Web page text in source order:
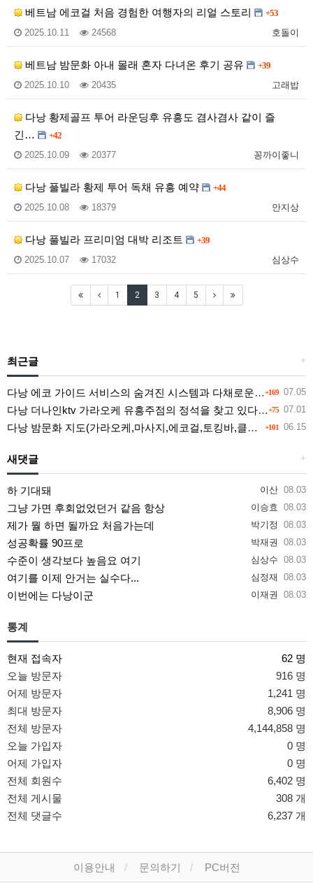
베트남 에코걸 처음 경험한 여행자의 리얼 스토리 +53
호돌이
2025.10.11 24568
베트남 밤문화 아내 몰래 혼자 다녀온 후기 공유 +39
고래밥
2025.10.10 20435
다낭 황제골프 투어 라운딩후 유흥도 겸사겸사 같이 즐
긴…
+42
꽁까이좋니
2025.10.09 20377
다낭 풀빌라 황제 투어 독채 유흥 예약 +44
안지상
2025.10.08 18379
다낭 풀빌라 프리미엄 대박 리조트 +39
심상수
2025.10.07 17032
1 2 3 4 5
+
최근글
+169 07.05
다낭 에코 가이드 서비스의 숨겨진 시스템과 다채로운 인력 풀의 진실
+75 07.01
다낭 더나인ktv 가라오케 유흥주점의 정석을 찾고 있다면 여기
+101 06.15
다낭 밤문화 지도(가라오케,마사지,에코걸,토킹바,클럽) 유흥별 가격 및 후기공유
+
새댓글
이산 08.03
하 기대돼
이승효 08.03
그냥 가면 후회없었던거 같음 항상
박기정 08.03
제가 뭘 하면 될까요 처음가는데
박재권 08.03
성공확률 90프로
심상수 08.03
수준이 생각보다 높음요 여기
심정재 08.03
여기를 이제 안거는 실수다...
이재권 08.03
이번에는 다낭이군
통계
현재 접속자
62 명
오늘 방문자
916 명
어제 방문자
1,241 명
최대 방문자
8,906 명
전체 방문자
4,144,858 명
오늘 가입자
0 명
어제 가입자
0 명
전체 회원수
6,402 명
전체 게시물
308 개
전체 댓글수
6,237 개
이용안내 문의하기 PC버전